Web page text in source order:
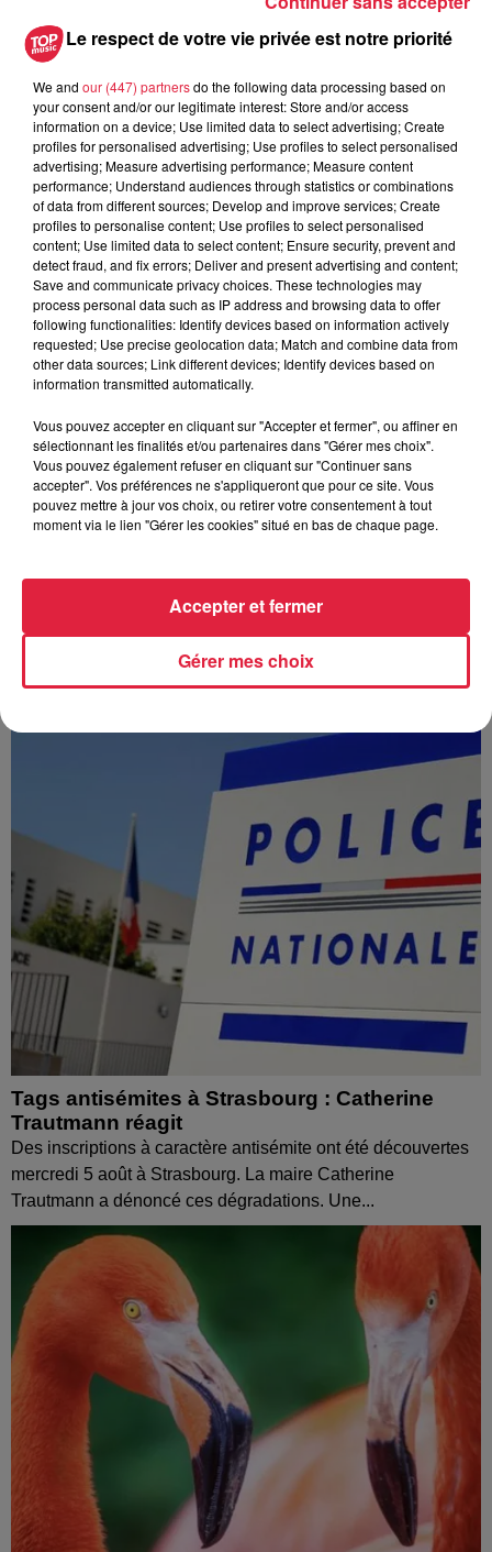
Au zoo de Mulhouse : rencontre
avec les flamants rouges
À découvrir également
À Hoerdt, de l’eau brune sort des robinets
l’eau brune s’écouler de leurs robinets. Face aux
Tags antisémites à Strasbourg : Catherine
Trautmann réagit
Des inscriptions à caractère antisémite ont été découvertes
mercredi 5 août à Strasbourg. La maire Catherine
Trautmann a dénoncé ces dégradations. Une...
Le respect de votre vie privée est notre priorité
We and our (447) partnersdo the following data processing based on
your consent and/or our legitimate interest: Store and/or access
information on a device; Use limited data to select advertising; Create
profiles for personalised advertising; Use profiles to select personalised
advertising; Measure advertising performance; Measure content
performance; Understand audiences through statistics or combinations
of data from different sources; Develop and improve services; Create
profiles to personalise content; Use profiles to select personalised
content; Use limited data to select content; Ensure security, prevent and
detect fraud, and fix errors; Deliver and present advertising and content;
Save and communicate privacy choices. These technologies may
process personal data such as IP address and browsing data to offer
following functionalities: Identify devices based on information actively
requested; Use precise geolocation data; Match and combine data from
other data sources; Link different devices; Identify devices based on
information transmitted automatically.
Vous pouvez accepter en cliquant sur "Accepter et fermer", ou affiner en
sélectionnant les finalités et/ou partenaires dans "Gérer mes choix".
Vous pouvez également refuser en cliquant sur "Continuer sans
accepter". Vos préférences ne s'appliqueront que pour ce site. Vous
pouvez mettre à jour vos choix, ou retirer votre consentement à tout
moment via le lien "Gérer les cookies" situé en bas de chaque page.
Gérer mes choix
Accepter et fermer